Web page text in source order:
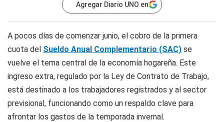
Agregar Diario UNO en
A pocos días de comenzar junio, el cobro de la primera
cuota del Sueldo Anual Complementario (SAC) se
vuelve el tema central de la economía hogareña. Este
ingreso extra, regulado por la Ley de Contrato de Trabajo,
está destinado a los trabajadores registrados y al sector
previsional, funcionando como un respaldo clave para
afrontar los gastos de la temporada invernal.